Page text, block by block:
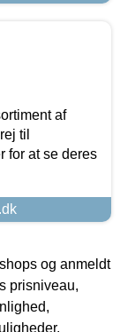
af
til
for at se deres
og anmeldt
prisniveau,